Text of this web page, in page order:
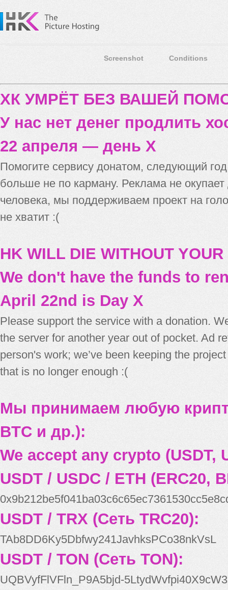
Screenshot Conditions
ХК УМРЁТ БЕЗ ВАШЕЙ
У нас нет денег продлить
22 апреля — день X
Помогите сервису донатом, следующий
больше не по карману. Реклама не
человека, мы поддерживаем проект на
не хватит :(
HK WILL DIE WITHOUT
We don't have the funds to
April 22nd is Day X
Please support the service with a donation.
the server for another year out of pocket. Ad
person's work; we’ve been keeping the
that is no longer enough :(
Мы принимаем любую
BTC и др.):
We accept any crypto (USDT,
USDT / USDC / ETH (ERC20,
USDT / TRX (Сеть TRC20):
TAb8DD6Ky5Dbfwy241JavhksPCo38nkVsL
USDT / TON (Сеть TON):
UQBVyfFlVFln_P9A5bjd-